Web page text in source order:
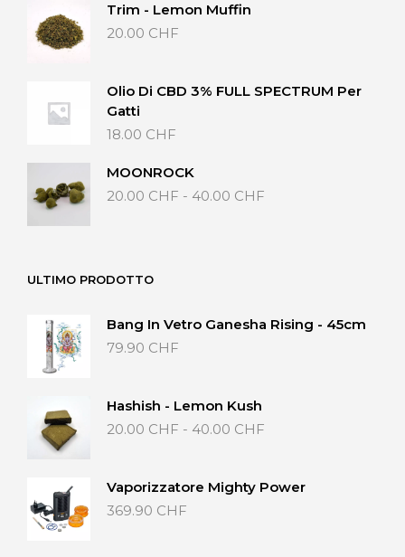
Trim - Lemon Muffin
20.00 CHF
Olio Di CBD 3% FULL SPECTRUM Per
Gatti
18.00 CHF
MOONROCK
20.00 CHF - 40.00 CHF
ULTIMO PRODOTTO
Bang In Vetro Ganesha Rising - 45cm
79.90 CHF
Hashish - Lemon Kush
20.00 CHF - 40.00 CHF
20.00 CHF
Vaporizzatore Mighty Power
369.90 CHF